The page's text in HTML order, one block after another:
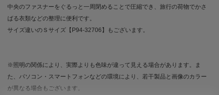
中央のファスナーをぐるっと一周閉めることで圧縮でき、旅行の荷物でかさ
ばる衣類などの整理に便利です。
サイズ違いのＳサイズ【P94-32706】もございます。
※照明の関係により、実際よりも色味が違って見える場合があります。ま
た、パソコン・スマートフォンなどの環境により、若干製品と画像のカラー
が異なる場合もございます。